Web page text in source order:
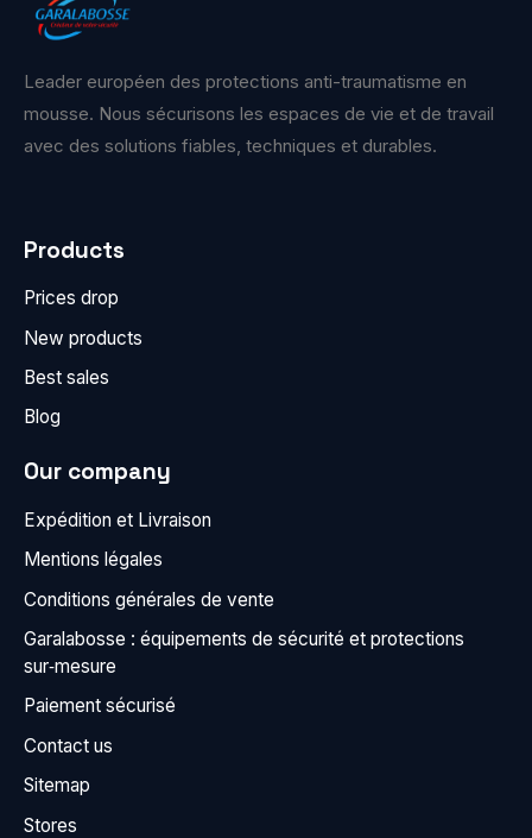
Leader européen des protections anti-traumatisme en
mousse. Nous sécurisons les espaces de vie et de travail
avec des solutions fiables, techniques et durables.
Products
Prices drop
New products
Best sales
Blog
Our company
Expédition et Livraison
Mentions légales
Conditions générales de vente
Garalabosse : équipements de sécurité et protections
sur‑mesure
Paiement sécurisé
Contact us
Sitemap
Stores